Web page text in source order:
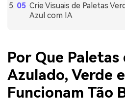
Crie Visuais de Paletas
Azul com IA
Por Que
Azulado, Verde
Funcionam Tão